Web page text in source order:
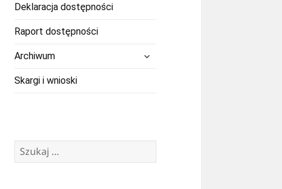
Deklaracja dostępności
Raport dostępności
Archiwum
Skargi i wnioski
Szukaj: